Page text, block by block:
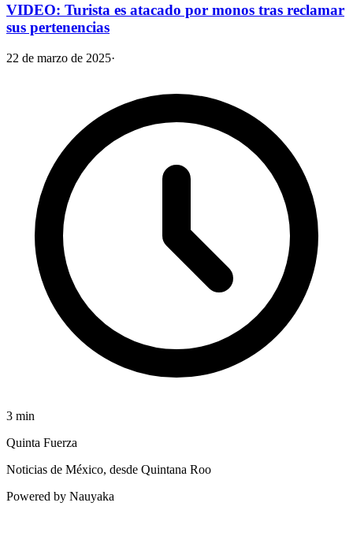
VIDEO: Turista es atacado por monos tras reclamar
sus pertenencias
22 de marzo de 2025·
3 min
Quinta Fuerza
Noticias de México, desde Quintana Roo
Powered by Nauyaka